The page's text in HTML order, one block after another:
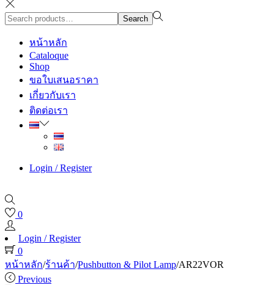
Search
for:>
Search
หน้าหลัก
Cataloque
Shop
ขอใบเสนอราคา
เกี่ยวกับเรา
ติดต่อเรา
Login / Register
0
Login / Register
0
หน้าหลัก/ร้านค้า/Pushbutton & Pilot Lamp/AR22VOR
Previous